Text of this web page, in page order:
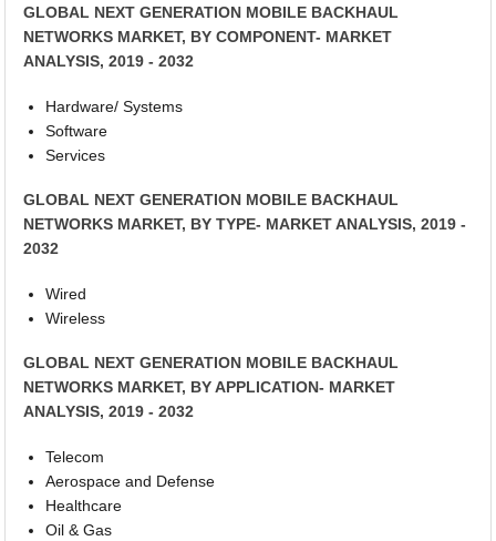
GLOBAL NEXT GENERATION MOBILE BACKHAUL
NETWORKS MARKET, BY COMPONENT- MARKET
ANALYSIS, 2019 - 2032
Hardware/ Systems
Software
Services
GLOBAL NEXT GENERATION MOBILE BACKHAUL
NETWORKS MARKET, BY TYPE- MARKET ANALYSIS, 2019 -
2032
Wired
Wireless
GLOBAL NEXT GENERATION MOBILE BACKHAUL
NETWORKS MARKET, BY APPLICATION- MARKET
ANALYSIS, 2019 - 2032
Telecom
Aerospace and Defense
Healthcare
Oil & Gas